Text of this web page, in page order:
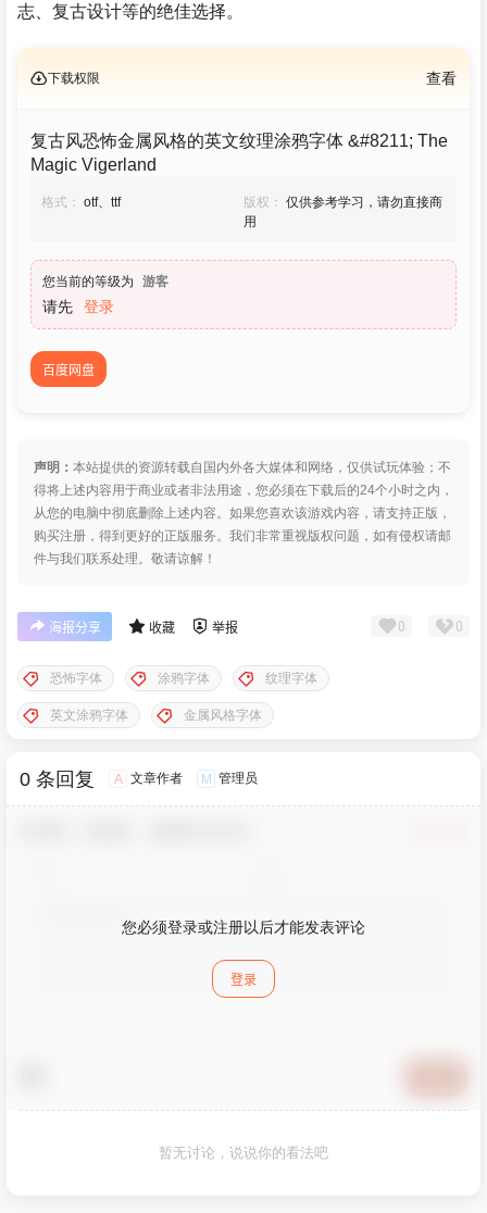
志、复古设计等的绝佳选择。
下载权限 查看
复古风恐怖金属风格的英文纹理涂鸦字体 &#8211; The
Magic Vigerland
格式： otf、ttf 版权：
仅供参考学习，请勿直接商
用
您当前的等级为 游客
请先 登录
百度网盘
声明： 本站提供的资源转载自国内外各大媒体和网络，仅供试玩体验；不
得将上述内容用于商业或者非法用途，您必须在下载后的24个小时之内，
从您的电脑中彻底删除上述内容。如果您喜欢该游戏内容，请支持正版，
购买注册，得到更好的正版服务。我们非常重视版权问题，如有侵权请邮
件与我们联系处理。敬请谅解！
海报分享 收藏 举报 0 0
恐怖字体 涂鸦字体 纹理字体
英文涂鸦字体 金属风格字体
0 条回复 A 文章作者 M 管理员
您必须登录或注册以后才能发表评论
登录
暂无讨论，说说你的看法吧